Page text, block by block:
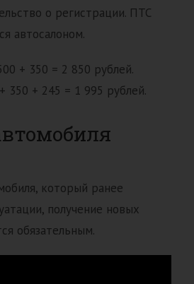
о регистрации. ПТС
автосалоном.
+ 350 = 2 850 рублей.
350 + 245 = 1 995 рублей.
который ранее
получение новых
обязательным.